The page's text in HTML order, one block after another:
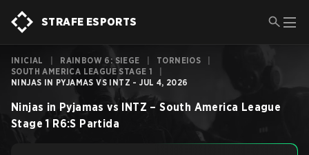
STRAFE ESPORTS
INICIAL RAINBOW 6: SIEGE TORNEIOS
SOUTH AMERICA LEAGUE STAGE 1
NINJAS IN PYJAMAS VS INTZ - JUL 4, 2026
Ninjas in Pyjamas vs INTZ –South America League
Stage 1 R6:S Partida